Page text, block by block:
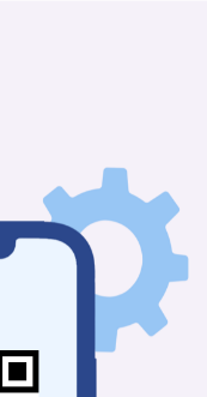
要免费创建